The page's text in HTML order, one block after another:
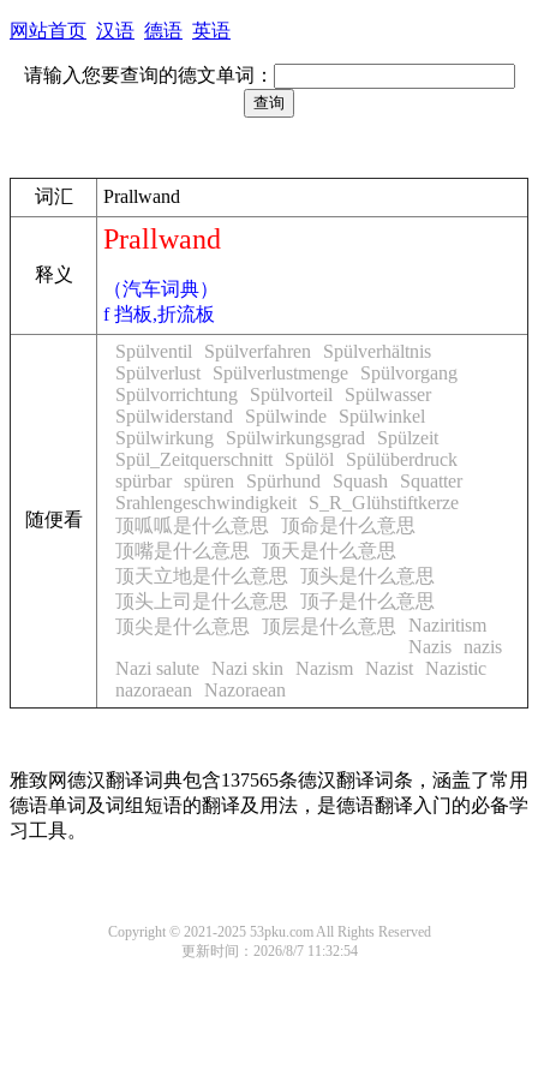
网站首页 汉语 德语 英语
请输入您要查询的德文单词：
词汇 Prallwand
释义
Prallwand
（汽车词典）
f 挡板,折流板
随便看
Spülventil Spülverfahren
Spülverhältnis
Spülverlust
Spülverlustmenge
Spülvorgang
Spülvorrichtung
Spülvorteil
Spülwasser
Spülwiderstand
Spülwinde
Spülwinkel
Spülwirkung
Spülwirkungsgrad
Spülzeit
Spül_Zeitquerschnitt
Spülöl
Spülüberdruck
spürbar spüren Spürhund Squash
Squatter
Srahlengeschwindigkeit
S_R_Glühstiftkerze
顶呱呱是什么意思
顶命是什么意思
顶嘴是什么意思
顶天是什么意思
顶天立地是什么意思
顶头是什么意思
顶头上司是什么意思
顶子是什么意思
顶尖是什么意思
顶层是什么意思
Naziritism
Nazis
nazis
Nazi salute
Nazi skin Nazism Nazist
Nazistic
nazoraean
Nazoraean
雅致网德汉翻译词典包含137565条德汉翻译词条，涵盖了常用
德语单词及词组短语的翻译及用法，是德语翻译入门的必备学
习工具。
Copyright © 2021-2025 53pku.com All Rights Reserved
更新时间：2026/8/7 11:32:54